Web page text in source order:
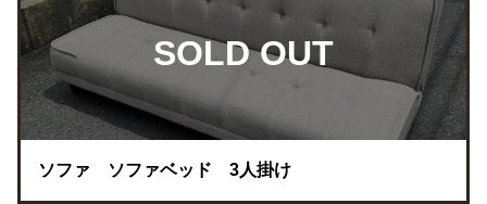
SOLD OUT
ソファ ソファベッド 3人掛け